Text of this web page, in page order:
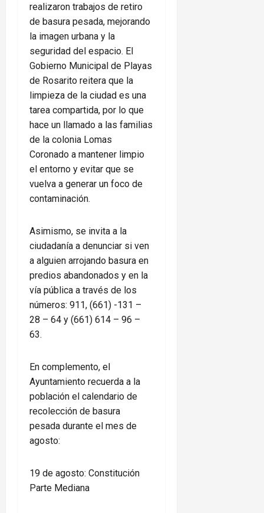
realizaron trabajos de retiro
de basura pesada, mejorando
la imagen urbana y la
seguridad del espacio. El
Gobierno Municipal de Playas
de Rosarito reitera que la
limpieza de la ciudad es una
tarea compartida, por lo que
hace un llamado a las familias
de la colonia Lomas
Coronado a mantener limpio
el entorno y evitar que se
vuelva a generar un foco de
contaminación.
Asimismo, se invita a la
ciudadanía a denunciar si ven
a alguien arrojando basura en
predios abandonados y en la
vía pública a través de los
números: 911, (661) -131 –
28 – 64 y (661) 614 – 96 –
63.
En complemento, el
Ayuntamiento recuerda a la
población el calendario de
recolección de basura
pesada durante el mes de
agosto:
19 de agosto: Constitución
Parte Mediana